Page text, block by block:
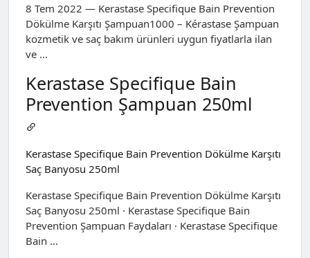
8 Tem 2022 — Kerastase Specifique Bain Prevention
Dökülme Karşıtı Şampuan1000 – Kérastase Şampuan
kozmetik ve saç bakım ürünleri uygun fiyatlarla ilan
ve …
Kerastase Specifique Bain
Prevention Şampuan 250ml
Kerastase Specifique Bain Prevention Dökülme Karşıtı
Saç Banyosu 250ml
Kerastase Specifique Bain Prevention Dökülme Karşıtı
Saç Banyosu 250ml · Kerastase Specifique Bain
Prevention Şampuan Faydaları · Kerastase Specifique
Bain …